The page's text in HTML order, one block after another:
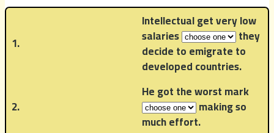
1.
Intellectual get very low
salaries they
decide to emigrate to
developed countries.
2.
He got the worst mark
making so
much effort.